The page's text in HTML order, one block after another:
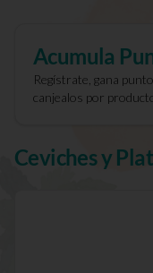
Acumula
Regístrate, gana
canjealos por
Ceviches y